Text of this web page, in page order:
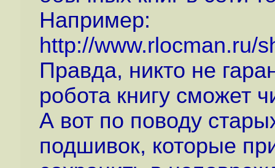
Например:
http://www.rlocman.ru/
Правда, никто не
робота книгу сможет
А вот по поводу
подшивок, которые